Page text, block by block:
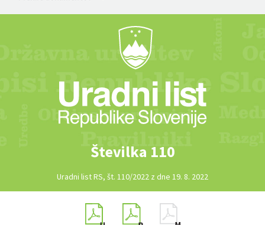
Številka 110
Uradni list RS, št. 110/2022 z dne 19. 8. 2022